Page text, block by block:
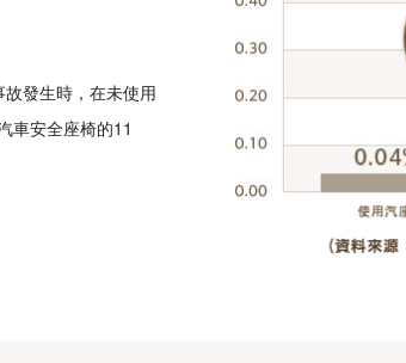
發生時，在未使用
車安全座椅的11